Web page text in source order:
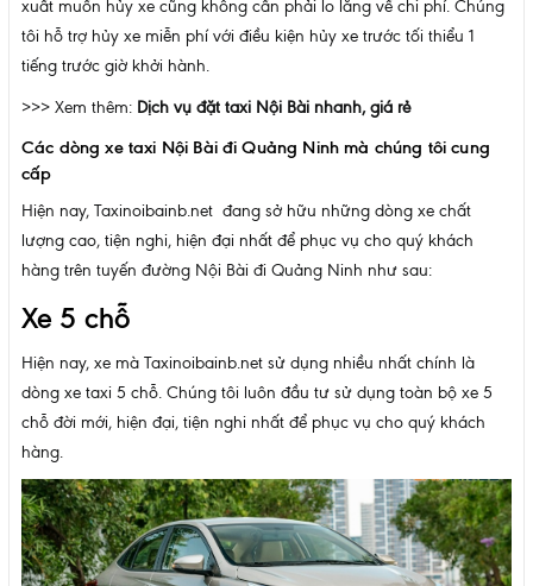
xuất muốn hủy xe cũng không cần phải lo lắng về chi phí. Chúng
tôi hỗ trợ hủy xe miễn phí với điều kiện hủy xe trước tối thiểu 1
tiếng trước giờ khởi hành.
>>> Xem thêm: Dịch vụ đặt taxi Nội Bài nhanh, giá rẻ
Các dòng xe taxi Nội Bài đi Quảng Ninh mà chúng tôi cung
cấp
Hiện nay, Taxinoibainb.net đang sở hữu những dòng xe chất
lượng cao, tiện nghi, hiện đại nhất để phục vụ cho quý khách
hàng trên tuyến đường Nội Bài đi Quảng Ninh như sau:
Xe 5 chỗ
Hiện nay, xe mà Taxinoibainb.net sử dụng nhiều nhất chính là
dòng xe taxi 5 chỗ. Chúng tôi luôn đầu tư sử dụng toàn bộ xe 5
chỗ đời mới, hiện đại, tiện nghi nhất để phục vụ cho quý khách
hàng.